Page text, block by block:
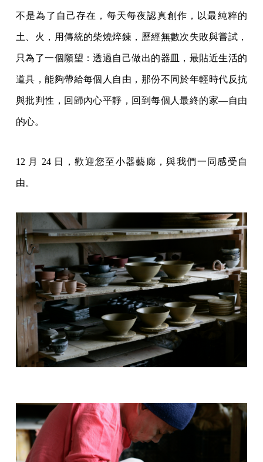
不是為了⾃⼰存在，每天每夜認真創作，以最純粹的
⼟、⽕，⽤傳統的柴燒焠鍊，歷經無數次失敗與嘗試，
只為了⼀個願望：透過⾃⼰做出的器⽫，最貼近⽣活的
道具，能夠帶給每個⼈⾃由，那份不同於年輕時代反抗
與批判性，回歸內⼼平靜，回到每個⼈最終的家—⾃由
的⼼。
12 ⽉ 24 ⽇，歡迎您⾄⼩器藝廊，與我們⼀同感受⾃
由。